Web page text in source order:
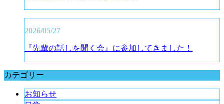
2026/05/27
『先輩の話しを聞く会』に参加してきました！
カテゴリー
お知らせ